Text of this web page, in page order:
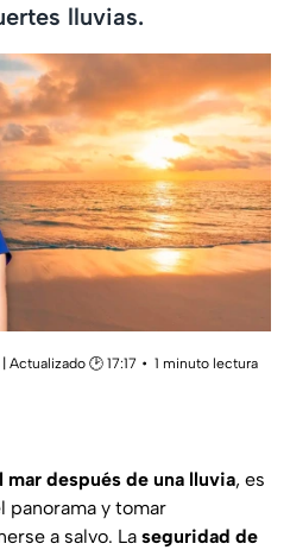
lluvias.
| Actualizado 🕑 17:17
1 minuto lectura
mar después de una lluvia, es
panorama y tomar
a salvo. La seguridad de